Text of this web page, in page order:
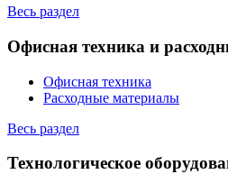
Весь раздел
Офисная техника и
Офисная техника
Расходные материалы
Весь раздел
Технологическое